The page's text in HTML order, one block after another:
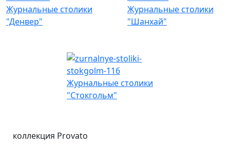
Журнальные столики
"Денвер"
Журнальные столики
"Шанхай"
Журнальные столики
"Стокгольм"
коллекция Provato